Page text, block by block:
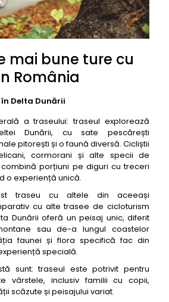
mai bune ture cu
România
Delta Dunării
a traseului: traseul explorează
Dunării, cu sate pescărești
pitorești și o faună diversă. Cicliștii
cormorani și alte specii de
porțiuni pe diguri cu treceri
o experiență unică.
traseu cu altele din aceeași
cu alte trasee de cicloturism
Dunării oferă un peisaj unic, diferit
sau de-a lungul coastelor
faunei și flora specifică fac din
specială.
sunt: traseul este potrivit pentru
vârstele, inclusiv familii cu copii,
scăzute și peisajului variat.